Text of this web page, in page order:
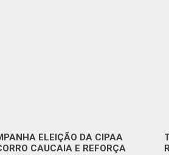
ELEIÇÃO DA CIPAA
CAUCAIA E REFORÇA